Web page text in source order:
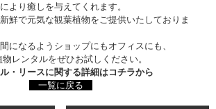
より癒しを与えてくれます。
鮮で元気な観葉植物をご提供いたしておりま
になるようショップにもオフィスにも、
レンタルをぜひお試しください。
・リースに関する詳細はコチラから
一覧に戻る